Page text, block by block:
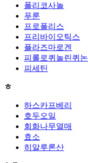
폴리코사놀
푸룬
프로폴리스
프리바이오틱스
플라즈마로겐
피롤로퀴놀린퀴논
피세틴
ㅎ
하스카프베리
호두오일
회화나무열매
효소
히알루론산